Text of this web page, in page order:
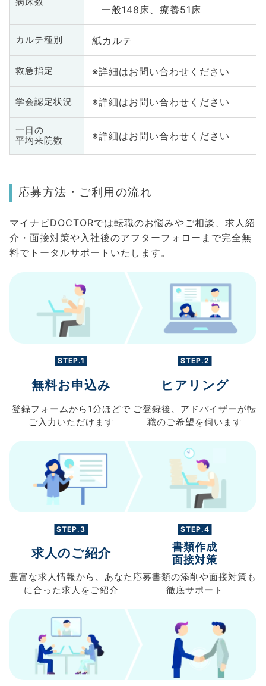
一般148床、療養51床
カルテ種別 紙カルテ
救急指定 ※詳細はお問い合わせください
学会認定状況 ※詳細はお問い合わせください
一日の
平均来院数
※詳細はお問い合わせください
応募方法・ご利用の流れ
マイナビDOCTORでは転職のお悩みやご相談、求人紹
介・面接対策や入社後のアフターフォローまで完全無
料でトータルサポートいたします。
STEP.1
無料お申込み
登録フォームから 1分ほどで
ご入力 いただけます
STEP.2
ヒアリング
ご登録後、 アドバイザーが転
職のご希望を伺います
STEP.3
求人のご紹介
豊富な求人情報から、 あなた
に合った求人を ご紹介
STEP.4
書類作成
面接対策
応募書類の添削や面接対策も
徹底サポート